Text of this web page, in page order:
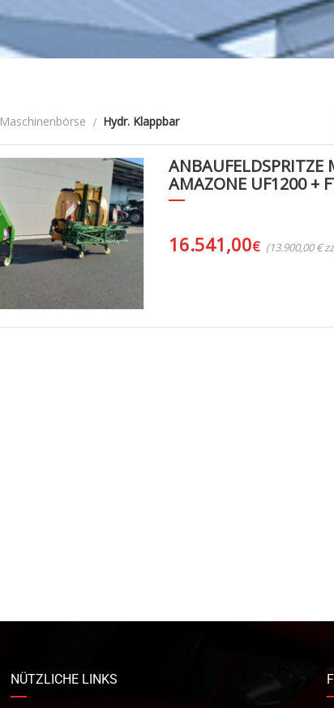
Maschinenbörse Hydr. Klappbar
AMAZONE UF1200 +
16.541,00€ (13.900,00 €
NÜTZLICHE LINKS